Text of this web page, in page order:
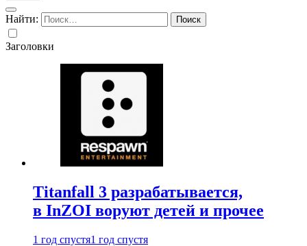
Найти:
Заголовки
Titanfall 3 разрабатывается,
в InZOI воруют детей и прочее
1 год спустя1 год спустя